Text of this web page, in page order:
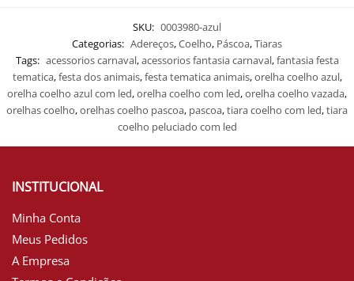
SKU: 0003980-azul
Categorias: Adereços,Coelho, Páscoa,Tiaras
Tags: acessorios carnaval,acessorios fantasia carnaval,fantasia festa
tematica,festa dos animais,festa tematica animais,orelha coelho azul,
orelha coelho azul com led,orelha coelho com led,orelha coelho vazada,
orelhas coelho,orelhas coelho pascoa, pascoa,tiara coelho com led,tiara
coelho peluciado com led
INSTITUCIONAL
Minha Conta
Meus Pedidos
A Empresa